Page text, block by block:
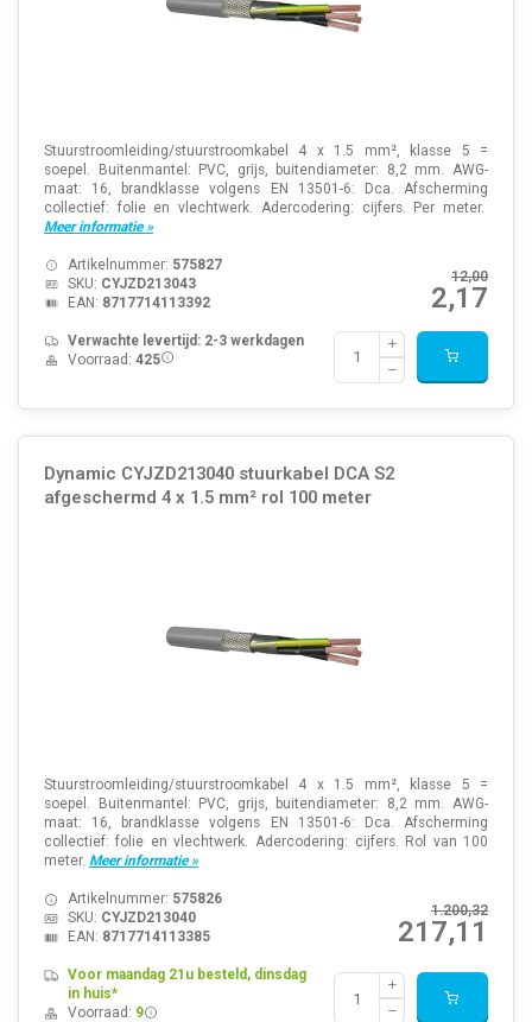
Stuurstroomleiding/stuurstroomkabel 4 x 1.5 mm², klasse 5 =
soepel. Buitenmantel: PVC, grijs, buitendiameter: 8,2 mm. AWG-
maat: 16, brandklasse volgens EN 13501-6: Dca. Afscherming
collectief: folie en vlechtwerk. Adercodering: cijfers. Per meter.
Meer informatie »
12,00
2,17
Artikelnummer: 575827
SKU: CYJZD213043
EAN: 8717714113392
Verwachte levertijd: 2-3 werkdagen
Voorraad: 425
Dynamic CYJZD213040 stuurkabel DCA S2
afgeschermd 4 x 1.5 mm² rol 100 meter
Stuurstroomleiding/stuurstroomkabel 4 x 1.5 mm², klasse 5 =
soepel. Buitenmantel: PVC, grijs, buitendiameter: 8,2 mm. AWG-
maat: 16, brandklasse volgens EN 13501-6: Dca. Afscherming
collectief: folie en vlechtwerk. Adercodering: cijfers. Rol van 100
meter. Meer informatie »
1.200,32
217,11
Artikelnummer: 575826
SKU: CYJZD213040
EAN: 8717714113385
Voor maandag 21u besteld, dinsdag
in huis*
Voorraad: 9